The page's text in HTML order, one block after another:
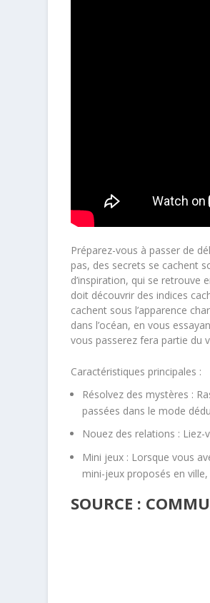
Préparez-vous à passer de
pas, des secrets se cachent
d’inspiration, qui se retrouve
doit découvrir des indices
cachent sous l’apparence
dans l’océan, en vous
vous passerez fera partie du
Caractéristiques principales :
Résolvez des mystères :
passées dans le mode
Nouez des relations :
Mini jeux : Lorsque vous
mini-jeux proposés en
SOURCE :